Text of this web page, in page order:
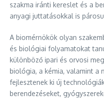
szakma iránti kereslet és a
anyagi juttatásokkal is
A biomérnökök olyan
és biológiai folyamatokat
különböző ipari és orvosi
biológia, a kémia, valamint a
fejlesztenek ki új
berendezéseket,